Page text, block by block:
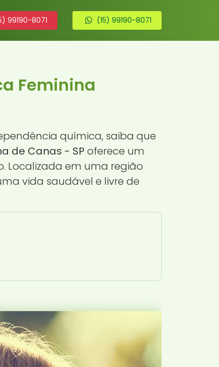
99190-8071 (15) 99190-8071
Feminina
química, saiba que
de Canas - SP oferece um
Localizada em uma região
vida saudável e livre de